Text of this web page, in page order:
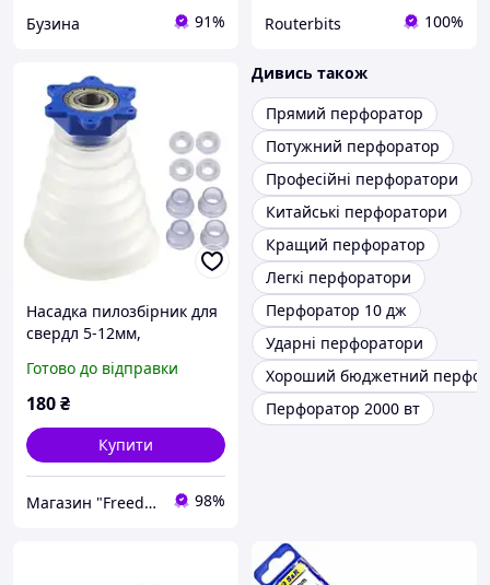
Бузина 91% Routerbits 100%
Насадка пилозбірник для
свердл 5-12мм,
дриля перфоратора,
силікон
Готово до відправки
180₴
Купити
Магазин "Freedelivery" 98%
Дивись також
Прямий перфоратор
Потужний перфоратор
Професійні перфоратори
Китайські перфоратори
Кращий перфоратор
Легкі перфоратори
Перфоратор 10 дж
Ударні перфоратори
Хороший бюджетний
Перфоратор 2000 вт